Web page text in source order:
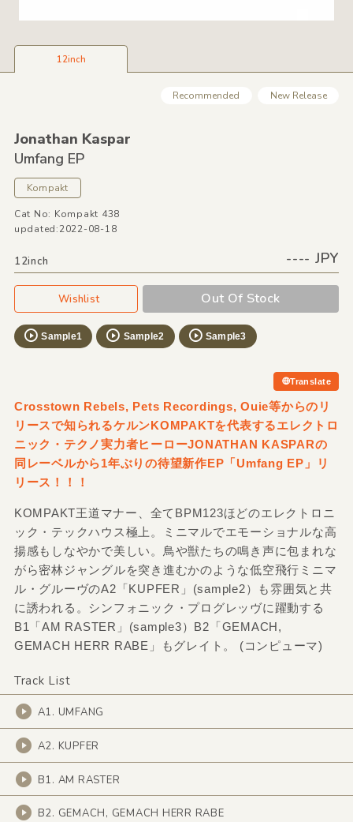
12inch
Recommended New Release
Jonathan Kaspar
Umfang EP
Kompakt
Cat No: Kompakt 438
updated:2022-08-18
12inch ---- JPY
Wishlist Out Of Stock
Sample1 Sample2 Sample3
Translate
Crosstown Rebels, Pets Recordings, Ouie等からのリ
リースで知られるケルンKOMPAKTを代表するエレクトロ
ニック・テクノ実力者ヒーローJONATHAN KASPARの
同レーベルから1年ぶりの待望新作EP「Umfang EP」リ
リース！！！
KOMPAKT王道マナー、全てBPM123ほどのエレクトロニ
ック・テックハウス極上。ミニマルでエモーショナルな高
揚感もしなやかで美しい。鳥や獣たちの鳴き声に包まれな
がら密林ジャングルを突き進むかのような低空飛行ミニマ
ル・グルーヴのA2「KUPFER」(sample2）も雰囲気と共
に誘われる。シンフォニック・プログレッヴに躍動する
B1「AM RASTER」(sample3）B2「GEMACH,
GEMACH HERR RABE」もグレイト。 (コンピューマ)
Track List
A1. UMFANG
A2. KUPFER
B1. AM RASTER
B2. GEMACH, GEMACH HERR RABE